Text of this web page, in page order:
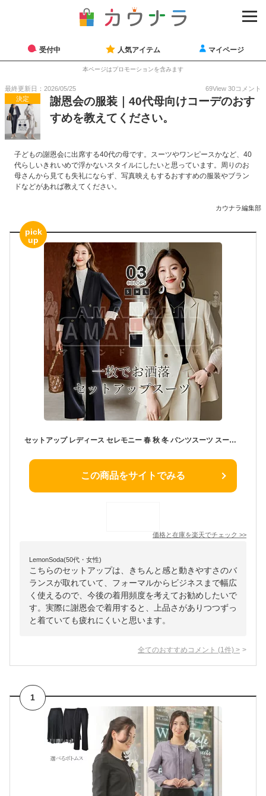
受付中 人気アイテム マイページ
本ページはプロモーションを含みます
最終更新日：2026/05/25 69View 30コメント
決定
謝恩会の服装｜40代母向けコーデのおす
すめを教えてください。
子どもの謝恩会に出席する40代の母です。スーツやワンピースかなど、40
代らしいきれいめで浮かないスタイルにしたいと思っています。周りのお
母さんから見ても失礼にならず、写真映えもするおすすめの服装やブラン
ドなどがあれば教えてください。
カウナラ編集部
pick
up
セットアップ レディース セレモニー 春 秋 冬 パンツスーツ スーツ フォーマル ビジネススーツ ママスーツ コーデ フォーマルスーツ 通勤 ビジネス 入学式 入園式 卒業式 卒園式 七五三 お宮参り 結婚式 母親 着?せ 体型カバー 大きいサイズ 春夏 秋冬 30代 40代 50代
この商品をサイトでみる
価格と在庫を楽天でチェック >>
LemonSoda(50代・女性)
こちらのセットアップは、きちんと感と動きやすさのバ
ランスが取れていて、フォーマルからビジネスまで幅広
く使えるので、今後の着用頻度を考えてお勧めしたいで
す。実際に謝恩会で着用すると、上品さがありつつずっ
と着ていても疲れにくいと思います。
全てのおすすめコメント (1 件) >
1